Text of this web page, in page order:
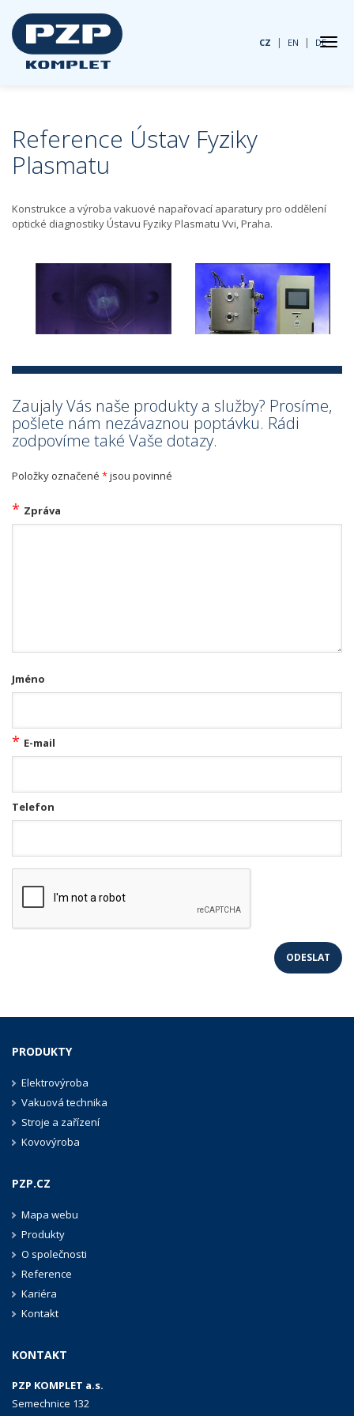
CZ | EN | DE
Reference Ústav Fyziky
Plasmatu
Konstrukce a výroba vakuové napařovací aparatury pro oddělení
optické diagnostiky Ústavu Fyziky Plasmatu Vvi, Praha.
Zaujaly Vás naše produkty a služby? Prosíme,
pošlete nám nezávaznou poptávku. Rádi
zodpovíme také Vaše dotazy.
Položky označené *jsou povinné
* Zpráva
Jméno
* E-mail
Telefon
PRODUKTY
Elektrovýroba
Vakuová technika
Stroje a zařízení
Kovovýroba
PZP.CZ
Mapa webu
Produkty
O společnosti
Reference
Kariéra
Kontakt
KONTAKT
PZP KOMPLET a.s.
Semechnice 132